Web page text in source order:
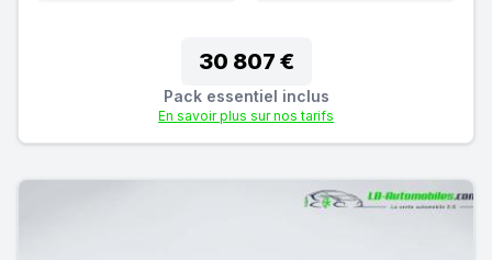
30 807 €
Pack essentiel inclus
En savoir plus sur nos tarifs